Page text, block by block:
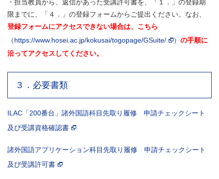
・担当教員から、返信があった受講許可書を、「１．」の登録期
限までに、「４．」の登録フォームからご提出ください。なお、
登録フォームにアクセスできない場合は、こちら
（https://www.hosei.ac.jp/kokusai/togopage/GSuite/ ） の手順に
沿ってアクセスしてください。
３．必要書類
ILAC「200番台」諸外国語科目先取り履修 申請チェックシート
及び受講資格確認書
諸外国語アプリケーション科目先取り履修 申請チェックシート
及び受講許可書